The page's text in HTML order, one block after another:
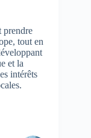
prendre
tout en
et la
intérêts